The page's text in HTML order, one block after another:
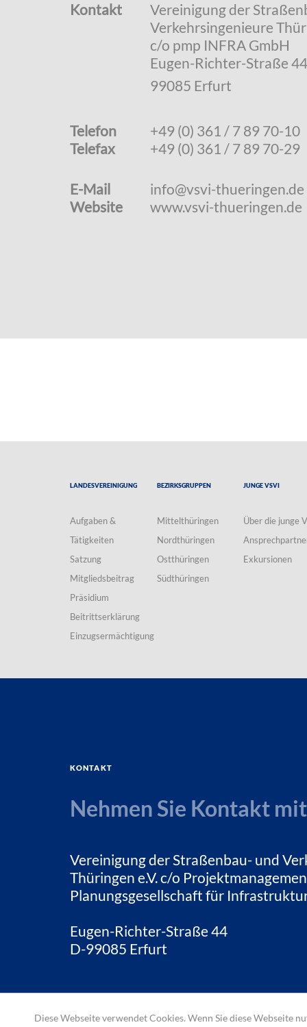
Diese Webseite verwendet Cookies. Wenn Sie diese Webseite
Kontakt
Vereinigung der
Verkehrsingenieure
c/o pmp INFRA GmbH
Eugen-Richter-Straße 44
99085 Erfurt
Telefon
+49 (0) 361 / 7 89 70-10
Telefax
+49 (0) 361 / 7 89 70-29
E-Mail
info@vsvi-thueringen.de
Website
www.vsvi-thueringen.de
Landesvereinigung
Aufgaben &
Tätigkeiten
Satzung
Mitgliedsbeitrag
Präsidium
Beitrittserklärung
Einzugsermächtigung
Bezirksgruppen
Mittelthüringen
Nordthüringen
Ostthüringen
Südthüringen
Junge VSVI
Über die junge
Exkursionen
Kontakt
Nehmen Sie Kontakt
Vereinigung der Straßenbau- und
Thüringen e.V. c/o
Planungsgesellschaft für
Eugen-Richter-Straße 44
D-99085 Erfurt